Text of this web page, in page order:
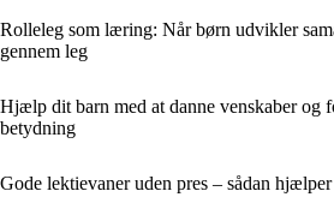
Rolleleg som læring: Når børn udvikler
gennem leg
Hjælp dit barn med at danne venskaber og
betydning
Gode lektievaner uden pres – sådan